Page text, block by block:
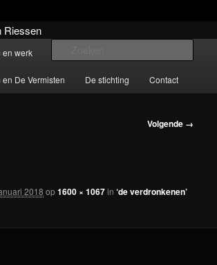
van Riessen
het werk van beeldend kunstenaar Miep van Riessen
en werk
De Vermisten De stichting Contact
Volgende →
2018 op1600 × 1067in‘de verdronkenen’